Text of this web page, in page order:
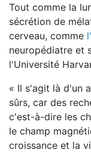
Tout comme la
sécrétion de
cerveau, comme
neuropédiatre et
l'Université
« Il s'agit là d'un
sûrs, car des
c'est-à-dire les
le champ
croissance et la